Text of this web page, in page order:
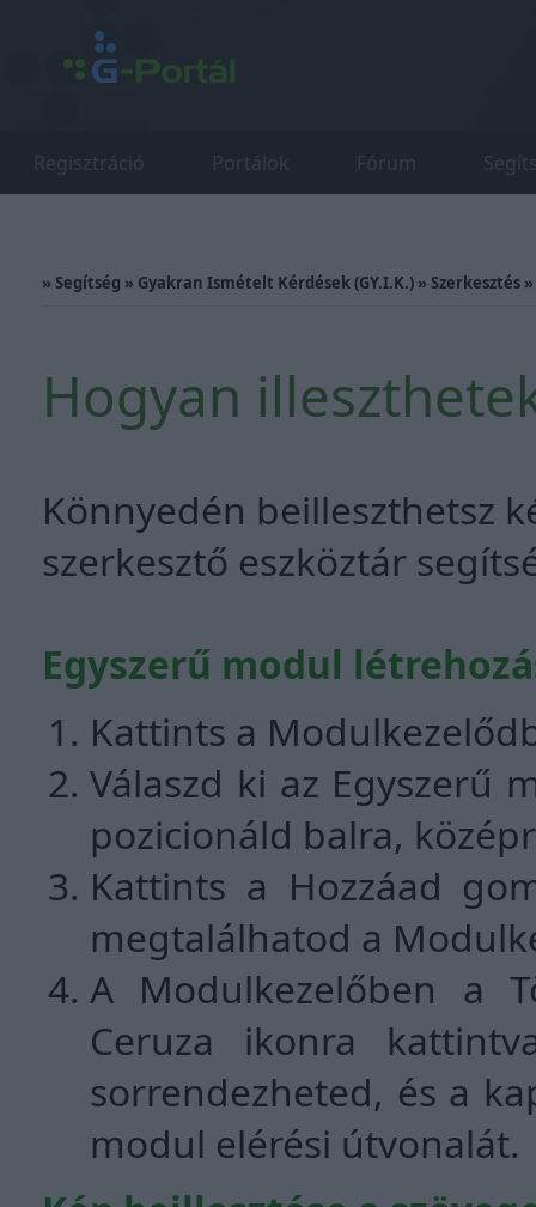
Regisztráció Portálok Fórum
» Segítség » Gyakran Ismételt Kérdések (GY.I.K.) » Szerkesztés »
Hogyan
Könnyedén beilleszthetsz
szerkesztő eszköztár
Egyszerű modul
Kattints a
Válaszd ki az Egyszerű
pozicionáld balra,
Kattints a Hozzáad
megtalálhatod a
A Modulkezelőben a
Ceruza ikonra
sorrendezheted, és a
modul elérési útvonalát.